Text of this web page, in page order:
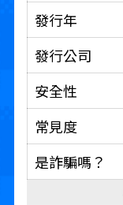
發行年
發行公司
安全性
常見度
是詐騙嗎？